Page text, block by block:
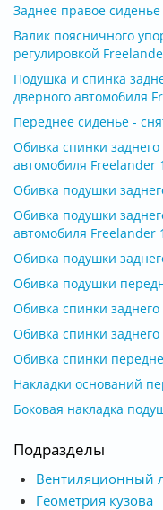
Заднее правое
Валик поясничного
регулировкой
Подушка и спинка
дверного автомобиля
Переднее сиденье -
Обивка спинки
автомобиля Freelander 1
Обивка подушки
Обивка подушки
автомобиля Freelander 1
Обивка подушки
Обивка подушки
Обивка спинки
Обивка спинки
Обивка спинки
Накладки оснований
Боковая накладка
Подразделы
Вентиляционный
Геометрия кузова